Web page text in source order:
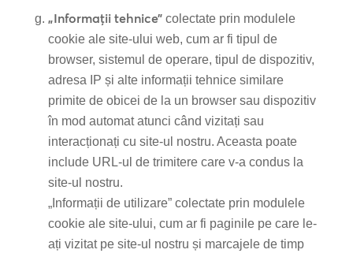
„Informații tehnice”colectate prin modulele
cookie ale site-ului web, cum ar fi tipul de
browser, sistemul de operare, tipul de dispozitiv,
adresa IP și alte informații tehnice similare
primite de obicei de la un browser sau dispozitiv
în mod automat atunci când vizitați sau
interacționați cu site-ul nostru. Aceasta poate
include URL-ul de trimitere care v-a condus la
site-ul nostru.
„Informații de utilizare” colectate prin modulele
cookie ale site-ului, cum ar fi paginile pe care le-
ați vizitat pe site-ul nostru și marcajele de timp